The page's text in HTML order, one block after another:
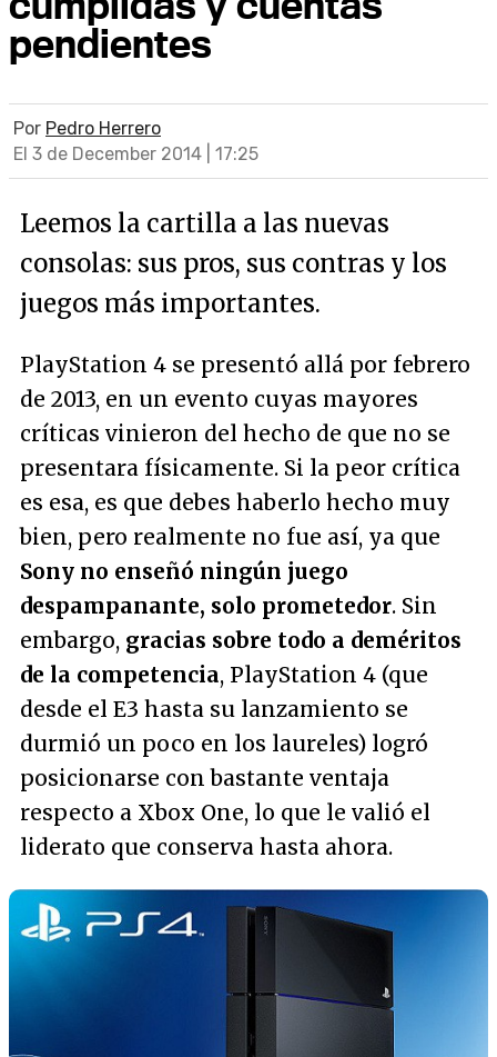
pendientes
Por Pedro Herrero
El 3 de December 2014 | 17:25
Leemos la cartilla a las nuevas
consolas: sus pros, sus contras y los
juegos más importantes.
PlayStation 4 se presentó allá por febrero
de 2013, en un evento cuyas mayores
críticas vinieron del hecho de que no se
presentara físicamente. Si la peor crítica
es esa, es que debes haberlo hecho muy
bien, pero realmente no fue así, ya que
Sony no enseñó ningún juego
despampanante, solo prometedor. Sin
embargo, gracias sobre todo a deméritos
de la competencia, PlayStation 4 (que
desde el E3 hasta su lanzamiento se
durmió un poco en los laureles) logró
posicionarse con bastante ventaja
respecto a Xbox One, lo que le valió el
liderato que conserva hasta ahora.